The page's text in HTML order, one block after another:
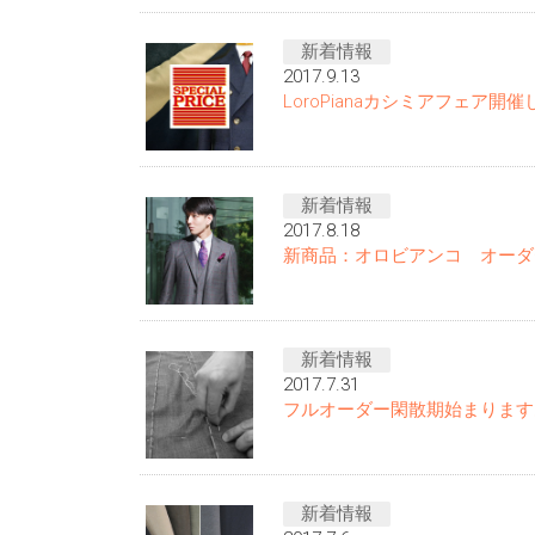
新着情報
2017.9.13
LoroPianaカシミアフェア開催
新着情報
2017.8.18
新商品：オロビアンコ オー
新着情報
2017.7.31
フルオーダー閑散期始まります
新着情報